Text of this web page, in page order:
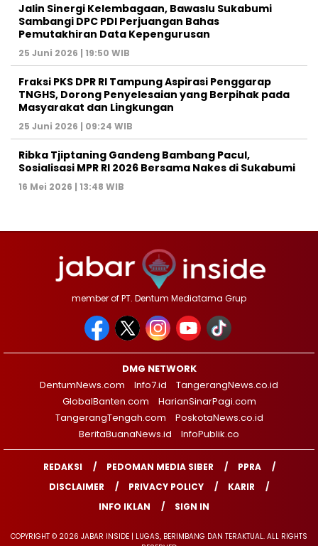
Jalin Sinergi Kelembagaan, Bawaslu Sukabumi
Sambangi DPC PDI Perjuangan Bahas
Pemutakhiran Data Kepengurusan
25 Juni 2026 | 19:50 WIB
‎Fraksi PKS DPR RI Tampung Aspirasi Penggarap
TNGHS, Dorong Penyelesaian yang Berpihak pada
Masyarakat dan Lingkungan‎
25 Juni 2026 | 09:24 WIB
Ribka Tjiptaning Gandeng Bambang Pacul,
Sosialisasi MPR RI 2026 Bersama Nakes di Sukabumi
16 Mei 2026 | 13:48 WIB
member of PT. Dentum Mediatama Grup
DMG NETWORK
DentumNews.com
Info7.id
TangerangNews.co.id
GlobalBanten.com
HarianSinarPagi.com
TangerangTengah.com
PoskotaNews.co.id
BeritaBuanaNews.id
InfoPublik.co
REDAKSI PEDOMAN MEDIA SIBER
PPRA
DISCLAIMER
PRIVACY POLICY
KARIR
INFO IKLAN
SIGN IN
COPYRIGHT © 2026 JABAR INSIDE | LUGAS, BERIMBANG DAN TERAKTUAL. ALL RIGHTS